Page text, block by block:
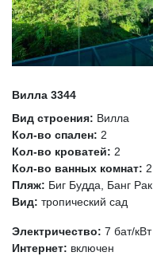
Вилла 3344
Вид строения: Вилла
Кол-во спален: 2
Кол-во кроватей: 2
Кол-во ванных комнат: 2
Пляж: Биг Будда, Банг Рак
Вид: тропический сад
Электричество: 7 бат/кВт
Интернет: включен